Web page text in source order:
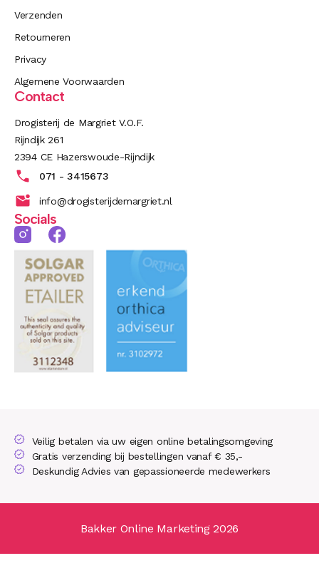
Verzenden
Retourneren
Privacy
Algemene Voorwaarden
Contact
Drogisterij de Margriet V.O.F.
Rijndijk 261
2394 CE Hazerswoude-Rijndijk
071 - 3415673
info@drogisterijdemargriet.nl
Socials
Veilig betalen via uw eigen online betalingsomgeving
Gratis verzending bij bestellingen vanaf € 35,-
Deskundig Advies van gepassioneerde medewerkers
Bakker Online Marketing 2026